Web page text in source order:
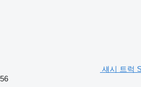
섀시 트럭
56